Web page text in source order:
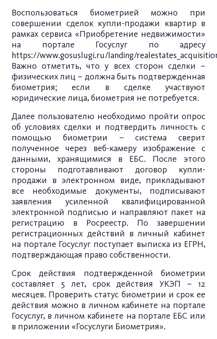
Воспользоваться биометрией можно при
совершении сделок купли-продажи квартир в
рамках сервиса «Приобретение недвижимости»
на портале Госуслуг по адресу
https://www.gosuslugi.ru/landing/
Важно отметить, что у всех сторон сделки –
физических лиц – должна быть подтвержденная
биометрия; если в сделке участвуют
юридические лица, биометрия не потребуется.
Далее пользователю необходимо пройти опрос
об условиях сделки и подтвердить личность с
помощью биометрии – система сверит
полученное через веб-камеру изображение с
данными, хранящимися в ЕБС. После этого
стороны подготавливают договор купли-
продажи в электронном виде, прикладывают
все необходимые документы, подписывают
заявления усиленной квалифицированной
электронной подписью и направляют пакет на
регистрацию в Росреестр. По завершении
регистрационных действий в личный кабинет
на портале Госуслуг поступает выписка из ЕГРН,
подтверждающая право собственности.
Срок действия подтвержденной биометрии
составляет 5 лет, срок действия УКЭП – 12
месяцев. Проверить статус биометрии и срок ее
действия можно в личном кабинете на портале
Госуслуг, в личном кабинете на портале ЕБС или
в приложении «Госуслуги Биометрия».